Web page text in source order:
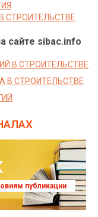
СТРОИТЕЛЬСТВЕ
сайте sibac.info
В СТРОИТЕЛЬСТВЕ
В СТРОИТЕЛЬСТВЕ
публикации